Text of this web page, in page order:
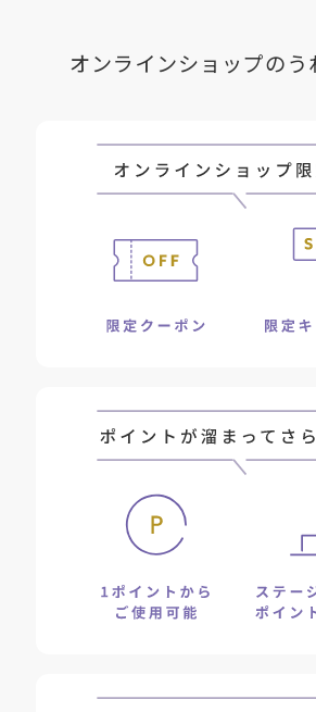
オンラインショップのう